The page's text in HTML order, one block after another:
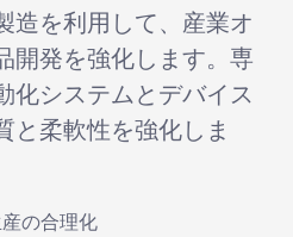
造を利用して、産業オ
開発を強化します。専
化システムとデバイス
と柔軟性を強化しま
の合理化